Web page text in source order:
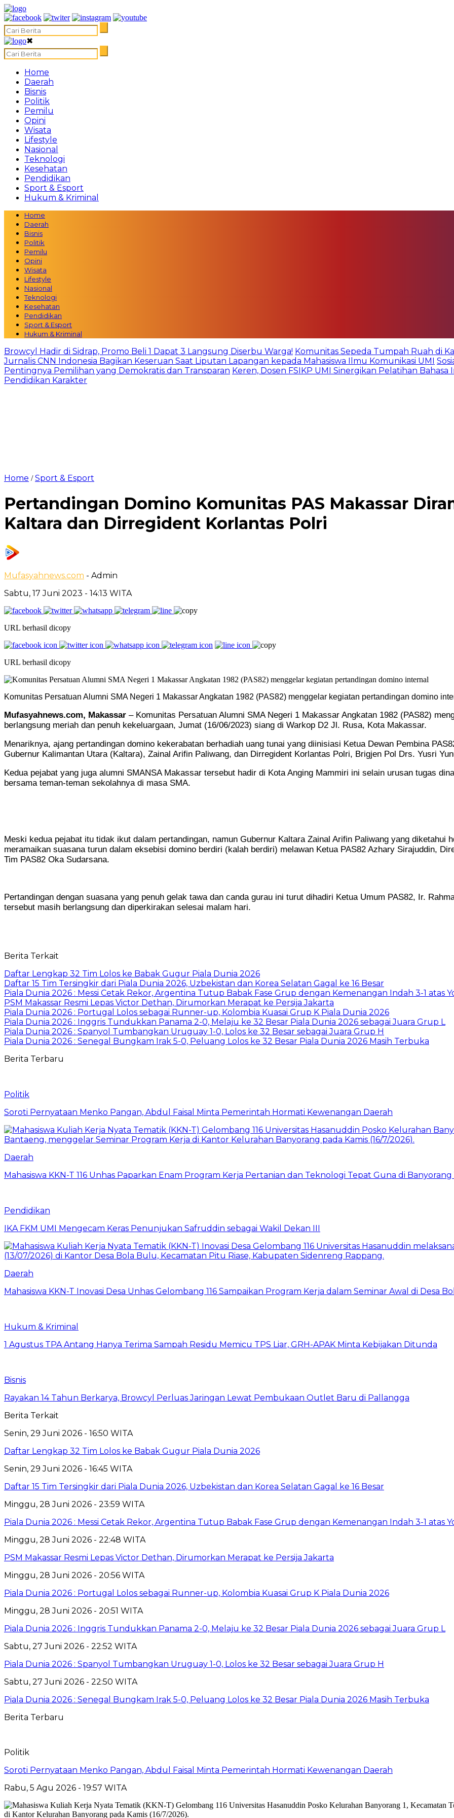
✖
Home
Daerah
Bisnis
Politik
Pemilu
Opini
Wisata
Lifestyle
Nasional
Teknologi
Kesehatan
Pendidikan
Sport & Esport
Hukum & Kriminal
Home
Daerah
Bisnis
Politik
Pemilu
Opini
Wisata
Lifestyle
Nasional
Teknologi
Kesehatan
Pendidikan
Sport & Esport
Hukum & Kriminal
Browcyl Hadir di Sidrap, Promo Beli 1 Dapat 3 Langsung Diserbu Warga! Komunitas Sepeda Tumpah Ruah di
Jurnalis CNN Indonesia Bagikan Keseruan Saat Liputan Lapangan kepada Mahasiswa Ilmu Komunikasi UMI
Pentingnya Pemilihan yang Demokratis dan Transparan Keren, Dosen FSIKP UMI Sinergikan Pelatihan
Pendidikan Karakter
Home /Sport & Esport
Pertandingan Domino Komunitas PAS Makassar
Kaltara dan Dirregident Korlantas Polri
Mufasyahnews.com - Admin
Sabtu, 17 Juni 2023 - 14:13 WITA
URL berhasil dicopy
URL berhasil dicopy
Komunitas Persatuan Alumni SMA Negeri 1 Makassar Angkatan 1982 (PAS82) menggelar kegiatan pertandingan domino
Mufasyahnews.com, Makassar – Komunitas Persatuan Alumni SMA Negeri 1 Makassar Angkatan 1982 (PAS82)
berlangsung meriah dan penuh kekeluargaan, Jumat (16/06/2023) siang di Warkop D2 Jl. Rusa, Kota Makassar.
Menariknya, ajang pertandingan domino kekerabatan berhadiah uang tunai yang diinisiasi Ketua Dewan Pembina
Gubernur Kalimantan Utara (Kaltara), Zainal Arifin Paliwang, dan Dirregident Korlantas Polri, Brigjen Pol Drs. Yusri
Kedua pejabat yang juga alumni SMANSA Makassar tersebut hadir di Kota Anging Mammiri ini selain urusan tugas
bersama teman-teman sekolahnya di masa SMA.
Meski kedua pejabat itu tidak ikut dalam pertandingan, namun Gubernur Kaltara Zainal Arifin Paliwang yang diketahui
meramaikan suasana turun dalam eksebisi domino berdiri (kalah berdiri) melawan Ketua PAS82 Azhary Sirajuddin,
Tim PAS82 Oka Sudarsana.
Pertandingan dengan suasana yang penuh gelak tawa dan canda gurau ini turut dihadiri Ketua Umum PAS82, Ir.
tersebut masih berlangsung dan diperkirakan selesai malam hari.
Berita Terkait
Daftar Lengkap 32 Tim Lolos ke Babak Gugur Piala Dunia 2026
Daftar 15 Tim Tersingkir dari Piala Dunia 2026, Uzbekistan dan Korea Selatan Gagal ke 16 Besar
Piala Dunia 2026 : Messi Cetak Rekor, Argentina Tutup Babak Fase Grup dengan Kemenangan Indah 3-1 atas
PSM Makassar Resmi Lepas Victor Dethan, Dirumorkan Merapat ke Persija Jakarta
Piala Dunia 2026 : Portugal Lolos sebagai Runner-up, Kolombia Kuasai Grup K Piala Dunia 2026
Piala Dunia 2026 : Inggris Tundukkan Panama 2-0, Melaju ke 32 Besar Piala Dunia 2026 sebagai Juara Grup L
Piala Dunia 2026 : Spanyol Tumbangkan Uruguay 1-0, Lolos ke 32 Besar sebagai Juara Grup H
Piala Dunia 2026 : Senegal Bungkam Irak 5-0, Peluang Lolos ke 32 Besar Piala Dunia 2026 Masih Terbuka
Berita Terbaru
Politik
Soroti Pernyataan Menko Pangan, Abdul Faisal Minta Pemerintah Hormati Kewenangan Daerah
Daerah
Mahasiswa KKN-T 116 Unhas Paparkan Enam Program Kerja Pertanian dan Teknologi Tepat Guna di Banyorang
Pendidikan
IKA FKM UMI Mengecam Keras Penunjukan Safruddin sebagai Wakil Dekan III
Daerah
Mahasiswa KKN-T Inovasi Desa Unhas Gelombang 116 Sampaikan Program Kerja dalam Seminar Awal di Desa
Hukum & Kriminal
1 Agustus TPA Antang Hanya Terima Sampah Residu Memicu TPS Liar, GRH-APAK Minta Kebijakan Ditunda
Bisnis
Rayakan 14 Tahun Berkarya, Browcyl Perluas Jaringan Lewat Pembukaan Outlet Baru di Pallangga
Berita Terkait
Senin, 29 Juni 2026 - 16:50 WITA
Daftar Lengkap 32 Tim Lolos ke Babak Gugur Piala Dunia 2026
Senin, 29 Juni 2026 - 16:45 WITA
Daftar 15 Tim Tersingkir dari Piala Dunia 2026, Uzbekistan dan Korea Selatan Gagal ke 16 Besar
Minggu, 28 Juni 2026 - 23:59 WITA
Piala Dunia 2026 : Messi Cetak Rekor, Argentina Tutup Babak Fase Grup dengan Kemenangan Indah 3-1 atas
Minggu, 28 Juni 2026 - 22:48 WITA
PSM Makassar Resmi Lepas Victor Dethan, Dirumorkan Merapat ke Persija Jakarta
Minggu, 28 Juni 2026 - 20:56 WITA
Piala Dunia 2026 : Portugal Lolos sebagai Runner-up, Kolombia Kuasai Grup K Piala Dunia 2026
Minggu, 28 Juni 2026 - 20:51 WITA
Piala Dunia 2026 : Inggris Tundukkan Panama 2-0, Melaju ke 32 Besar Piala Dunia 2026 sebagai Juara Grup L
Sabtu, 27 Juni 2026 - 22:52 WITA
Piala Dunia 2026 : Spanyol Tumbangkan Uruguay 1-0, Lolos ke 32 Besar sebagai Juara Grup H
Sabtu, 27 Juni 2026 - 22:50 WITA
Piala Dunia 2026 : Senegal Bungkam Irak 5-0, Peluang Lolos ke 32 Besar Piala Dunia 2026 Masih Terbuka
Berita Terbaru
Politik
Soroti Pernyataan Menko Pangan, Abdul Faisal Minta Pemerintah Hormati Kewenangan Daerah
Rabu, 5 Agu 2026 - 19:57 WITA